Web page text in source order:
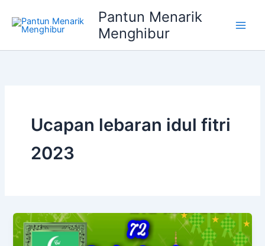
konten
Pantun Menarik
Menghibur
Ucapan lebaran idul fitri
2023